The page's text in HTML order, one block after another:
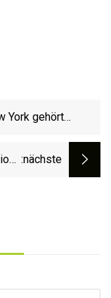
York gehört
Rauch zieht über
:nächste